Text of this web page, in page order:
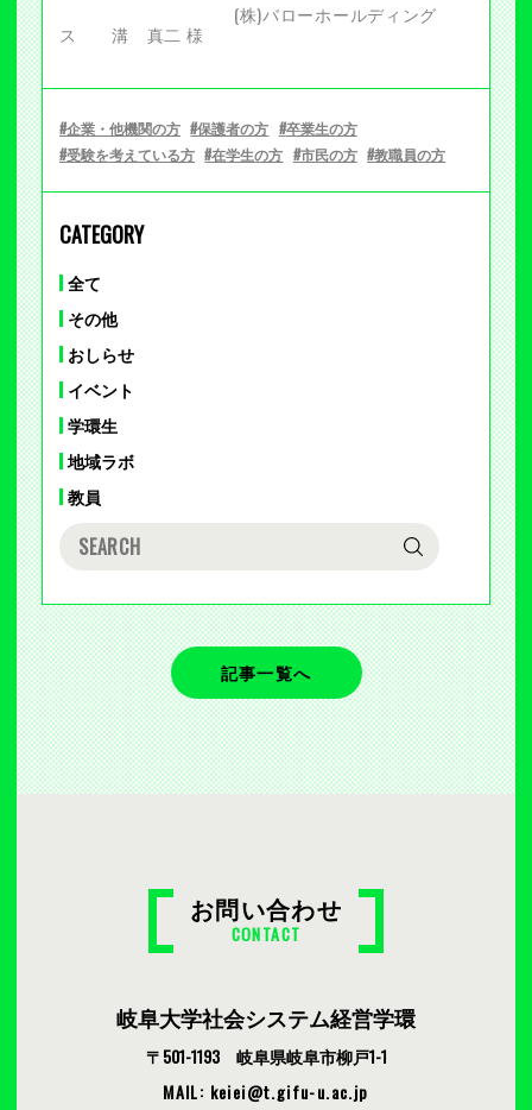
(株)バローホールディング
ス 溝 真二 様
企業・他機関の方 保護者の方
卒業生の方
受験を考えている方
在学生の方 市民の方 教職員の方
CATEGORY
全て
その他
おしらせ
イベント
学環生
地域ラボ
教員
記事一覧へ
お問い合わせ
CONTACT
岐阜大学社会システム経営学環
〒501-1193 岐阜県岐阜市柳戸1-1
MAIL: keiei
t.gifu-u.ac.jp